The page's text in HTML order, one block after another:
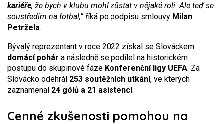
kariéře, že bych v klubu mohl zůstat v nějaké roli. Ale teď se
soustředím na fotbal,“říká po podpisu smlouvy Milan
Petržela.
Bývalý reprezentant v roce 2022 získal se Slováckem
domácí pohár a následně se podílel na historickém
postupu do skupinové fáze Konferenční ligy UEFA. Za
Slovácko odehrál 253 soutěžních utkání, ve kterých
zaznamenal 24 gólů a 21 asistencí.
Cenné zkušenosti pomohou na